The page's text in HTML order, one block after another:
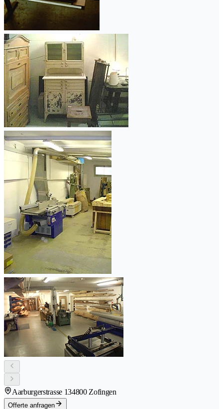
Aarburgerstrasse 134800 Zofingen
Offerte anfragen